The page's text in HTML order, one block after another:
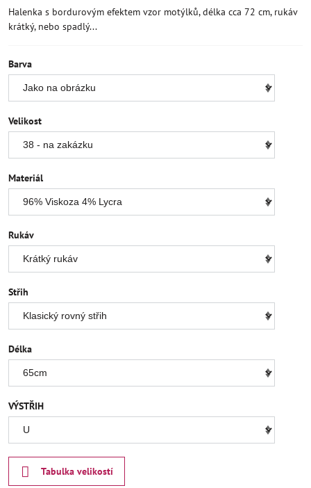
Halenka s bordurovým efektem vzor motýlků, délka cca 72 cm, rukáv
krátký, nebo spadlý...
Barva
Velikost
Materiál
Rukáv
Střih
Délka
VÝSTŘIH
Tabulka velikostí